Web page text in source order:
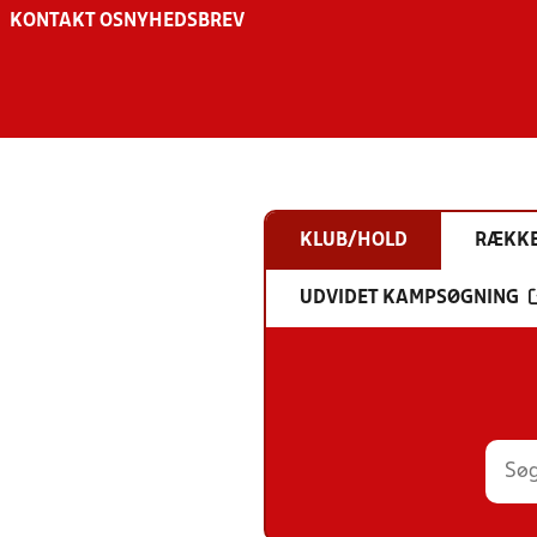
KONTAKT OS NYHEDSBREV
KLUB/HOLD
UDVIDET KAMPSØGNING